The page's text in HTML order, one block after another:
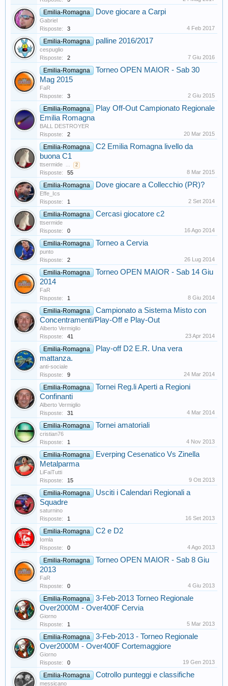
Emilia-Romagna Dove giocare a Carpi
Gabriel
Risposte:
3 4 Feb 2017
Emilia-Romagna palline 2016/2017
cespuglio
Risposte:
2 7 Giu 2016
Emilia-Romagna
Torneo OPEN MAIOR - Sab 30
Mag 2015
FaR
Risposte:
3 2 Giu 2015
Emilia-Romagna
Play Off-Out Campionato Regionale
Emilia Romagna
BALL DESTROYER
Risposte:
2 20 Mar 2015
Emilia-Romagna
C2 Emilia Romagna livello da
buona C1
ttsermide ... 2
Risposte: 55 8 Mar 2015
Emilia-Romagna Dove giocare a Collecchio (PR)?
Effe_Ics
Risposte:
1 2 Set 2014
Emilia-Romagna Cercasi giocatore c2
ttsermide
Risposte:
0 16 Ago 2014
Emilia-Romagna Torneo a Cervia
punto
Risposte:
2 26 Lug 2014
Emilia-Romagna
Torneo OPEN MAIOR - Sab 14 Giu
2014
FaR
Risposte:
1 8 Giu 2014
Emilia-Romagna
Campionato a Sistema Misto con
Concentramenti/Play-Off e Play-Out
Alberto Vermiglio
Risposte:
41 23 Apr 2014
Emilia-Romagna
Play-off D2 E.R. Una vera
mattanza.
anti-sociale
Risposte:
9 24 Mar 2014
Emilia-Romagna
Tornei Reg.li Aperti a Regioni
Confinanti
Alberto Vermiglio
Risposte:
31 4 Mar 2014
Emilia-Romagna Tornei amatoriali
cristian76
Risposte:
1 4 Nov 2013
Emilia-Romagna
Everping Cesenatico Vs Zinella
Metalparma
LiFaiTutti
Risposte:
15 9 Ott 2013
Emilia-Romagna
Usciti i Calendari Regionali a
Squadre
saturnino
Risposte:
1 16 Set 2013
Emilia-Romagna C2 e D2
Iomla
Risposte:
0 4 Ago 2013
Emilia-Romagna
Torneo OPEN MAIOR - Sab 8 Giu
2013
FaR
Risposte:
0 4 Giu 2013
Emilia-Romagna
3-Feb-2013 Torneo Regionale
Over2000M - Over400F Cervia
Giorno
Risposte:
1 5 Mar 2013
Emilia-Romagna
3-Feb-2013 - Torneo Regionale
Over2000M - Over400F Cortemaggiore
Giorno
Risposte:
0 19 Gen 2013
Emilia-Romagna Cotrollo punteggi e classifiche
messicano